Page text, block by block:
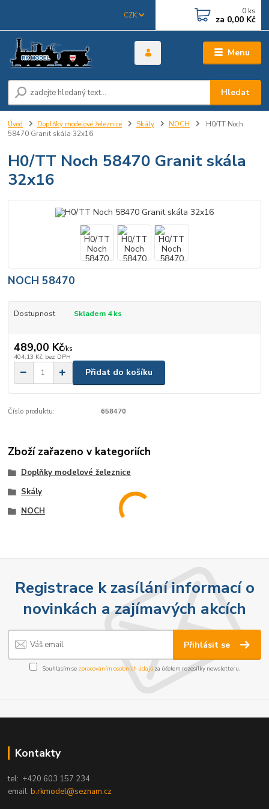
Menu
CZK
Hledat
0 ks
za 0,00 Kč
Úvod Doplňky modelové železnice Skály NOCH
H0/TT Noch
58470 Granit skála 32x16
H0/TT Noch 58470 Granit skála
32x16
NOCH 58470
Dostupnost Skladem 4 ks
489,00 Kč/ks
404,13 Kč bez DPH
Přidat do košíku
Číslo produktu: 658470
Zboží zařazeno v kategoriích
Doplňky modelové železnice
Skály
NOCH
Registrace k zasílání informací o
novinkách a zajímavých akcích
Přihlásit se
Souhlasím se zpracováním osobních údajůza účelem rozesílky newsletteru.
Kontakty
tel: +420 603 157 234
email:b.rkmodel@seznam.cz